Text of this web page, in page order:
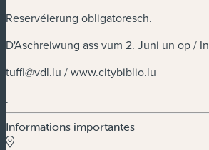
Reservéierung obligatoresch.
D'Aschreiwung ass vum 2. Juni un op /
tuffi@vdl.lu / www.citybiblio.lu
.
Informations importantes